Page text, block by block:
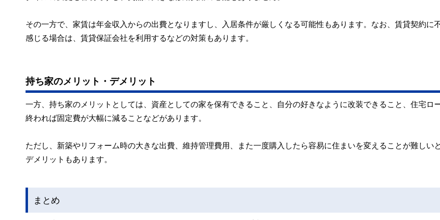
その一方で、家賃は年金収入からの出費となりますし、入居条件が厳しくなる可能性もあります。なお、賃貸契約に
感じる場合は、賃貸保証会社を利用するなどの対策もあります。
持ち家のメリット・デメリット
一方、持ち家のメリットとしては、資産としての家を保有できること、自分の好きなように改装できること、住宅ロ
終われば固定費が大幅に減ることなどがあります。
ただし、新築やリフォーム時の大きな出費、維持管理費用、また一度購入したら容易に住まいを変えることが難しい
デメリットもあります。
まとめ